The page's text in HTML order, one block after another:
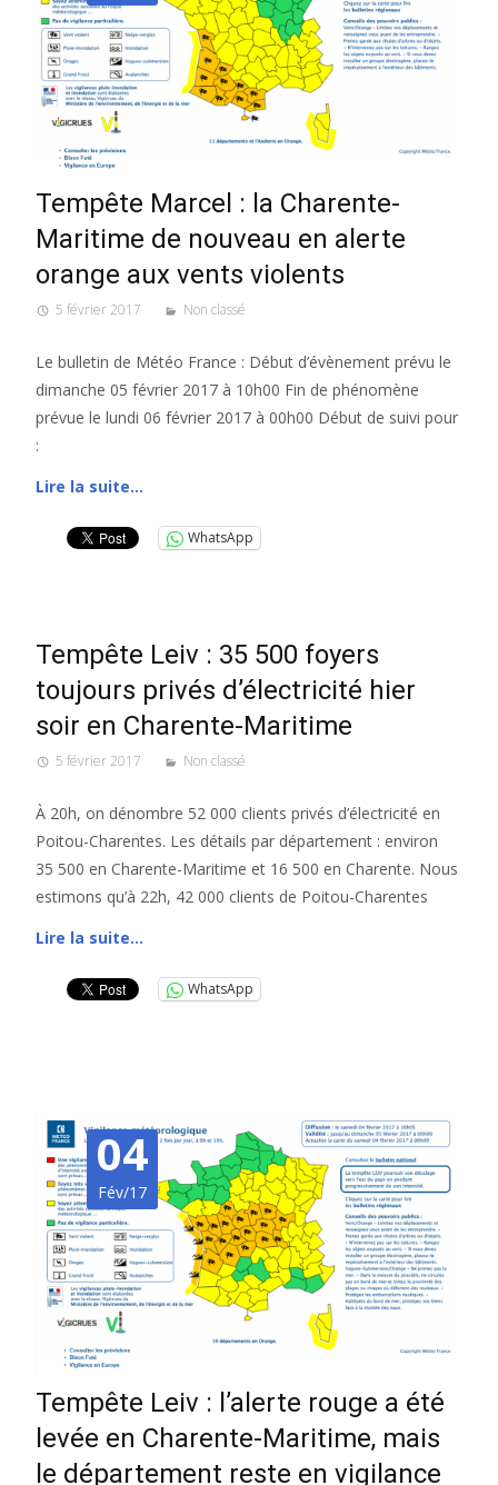
Tempête Marcel : la Charente-
Maritime de nouveau en alerte
orange aux vents violents
5 février 2017 Non classé
Le bulletin de Météo France : Début d’évènement prévu le
dimanche 05 février 2017 à 10h00 Fin de phénomène
prévue le lundi 06 février 2017 à 00h00 Début de suivi pour
:
Lire la suite…
WhatsApp
Tempête Leiv : 35 500 foyers
toujours privés d’électricité hier
soir en Charente-Maritime
5 février 2017 Non classé
À 20h, on dénombre 52 000 clients privés d’électricité en
Poitou-Charentes. Les détails par département : environ
35 500 en Charente-Maritime et 16 500 en Charente. Nous
estimons qu’à 22h, 42 000 clients de Poitou-Charentes
Lire la suite…
WhatsApp
04
Fév/17
Tempête Leiv : l’alerte rouge a été
levée en Charente-Maritime, mais
le département reste en vigilance